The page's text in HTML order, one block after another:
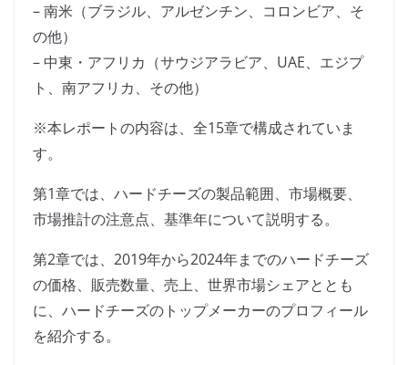
– 南米（ブラジル、アルゼンチン、コロンビア、そ
の他）
– 中東・アフリカ（サウジアラビア、UAE、エジプ
ト、南アフリカ、その他）
※本レポートの内容は、全15章で構成されていま
す。
第1章では、ハードチーズの製品範囲、市場概要、
市場推計の注意点、基準年について説明する。
第2章では、2019年から2024年までのハードチーズ
の価格、販売数量、売上、世界市場シェアととも
に、ハードチーズのトップメーカーのプロフィール
を紹介する。